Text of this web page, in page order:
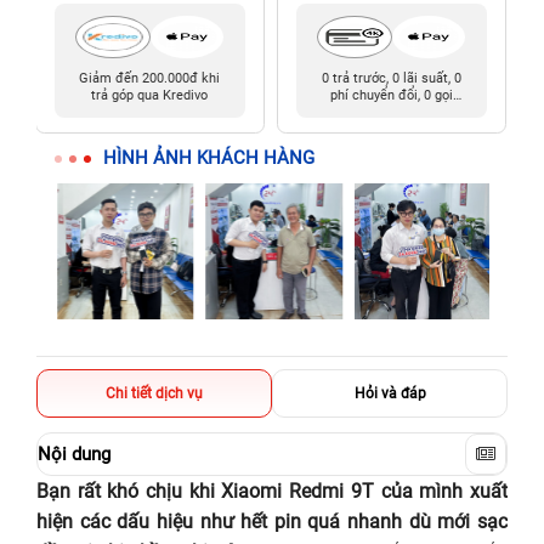
Giảm đến 200.000đ khi
trả góp qua Kredivo
0 trả trước, 0 lãi suất, 0
phí chuyển đổi, 0 gọi
HÌNH ẢNH KHÁCH HÀNG
Chi tiết dịch vụ Hỏi và đáp
Nội dung
Bạn rất khó chịu khi Xiaomi Redmi 9T của mình xuất
hiện các dấu hiệu như hết pin quá nhanh dù mới sạc